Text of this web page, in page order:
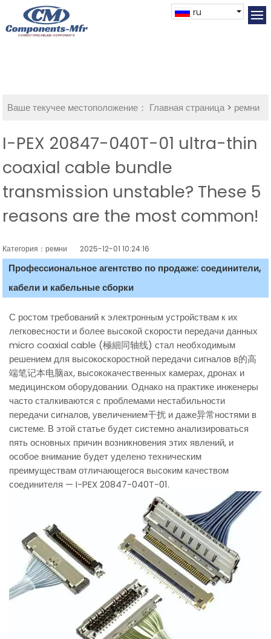
ru
Ваше текучее местоположение： Главная страница> ремни
I-PEX 20847-040T-01 ultra-thin
coaxial cable bundle
transmission unstable? These 5
reasons are the most common!
Категория：ремни 2025-12-01 10:24:16
Профессиональное агентство по продаже: соединители,
кабели и кабельные сборки
С ростом требований к электронным устройствам к их
легковесности и более высокой скорости передачи данных
micro coaxial cable (極細同轴线) стал необходимым
решением для высокоскоростной передачи сигналов в的高
端笔记本电脑ах, высококачественных камерах, дронах и
медицинском оборудовании. Однако на практике инженеры
часто сталкиваются с проблемами нестабильности
передачи сигналов, увеличением干扰 и даже异常ностями в
системе. В этой статье будет системно анализироваться
пять основных причин возникновения этих явлений, и
особое внимание будет уделено техническим
преимуществам отличающегося высоким качеством
соединителя — I-PEX 20847-040T-01.